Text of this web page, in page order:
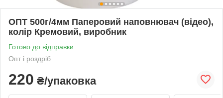
ОПТ 500г/4мм Паперовий наповнювач (відео),
колір Кремовий, виробник
Готово до відправки
Опт і роздріб
220 ₴/упаковка